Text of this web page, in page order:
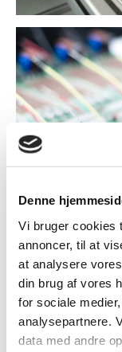
Denne
Vi bruger cookies
annoncer, til at
at analysere
din brug af vores
for sociale
analysepartnere.
data med andre
Doepke blev i
Doepke og
Tyskland. Doepke
inden for
producere og
en vanskelig